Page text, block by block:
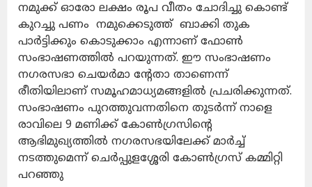
നമുക്ക് ഓരോ ലക്ഷം രൂപ വീതം ചോദിച്ചു കൊണ്ട്
കുറച്ചു പണം നമുക്കെടുത്ത് ബാക്കി തുക
പാർട്ടിക്കും കൊടുക്കാം എന്നാണ് ഫോൺ
സംഭാഷണത്തിൽ പറയുന്നത്. ഈ സംഭാഷണം
നഗരസഭാ ചെയർമാ ന്റേതാ താണെന്ന്
രീതിയിലാണ് സമൂഹമാധ്യമങ്ങളിൽ പ്രചരിക്കുന്നത്.
സംഭാഷണം പുറത്തുവന്നതിനെ തുടർന്ന് നാളെ
രാവിലെ 9 മണിക്ക് കോൺഗ്രസിന്റെ
ആഭിമുഖ്യത്തിൽ നഗരസഭയിലേക്ക് മാർച്ച്
നടത്തുമെന്ന് ചെർപ്പുളശ്ശേരി കോൺഗ്രസ് കമ്മിറ്റി
പറഞ്ഞു